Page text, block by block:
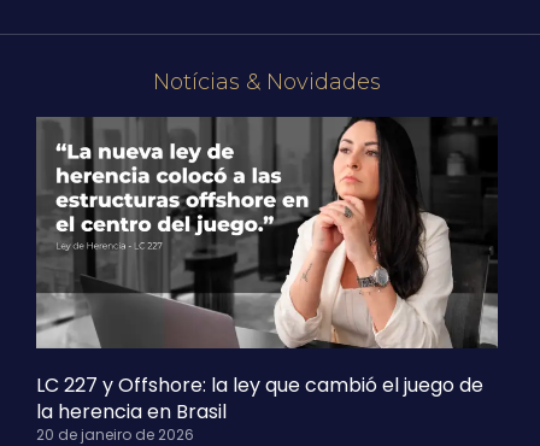
Notícias & Novidades
LC 227 y Offshore: la ley que cambió el juego de
la herencia en Brasil
20 de janeiro de 2026